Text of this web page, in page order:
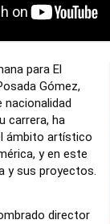
para El
Gómez,
carrera, ha
ámbito artístico
y en este
y sus proyectos.
director